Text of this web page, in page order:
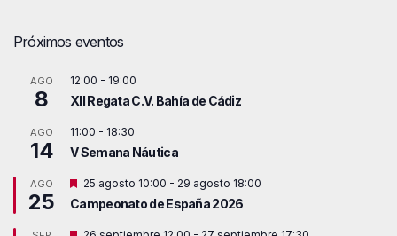
Próximos eventos
AGO
8
12:00 - 19:00
XII Regata C.V. Bahía de Cádiz
AGO
14
11:00 - 18:30
V Semana Náutica
AGO
25
D
s
25 agosto 10:00 - 29 agosto 18:00
Campeonato de España 2026